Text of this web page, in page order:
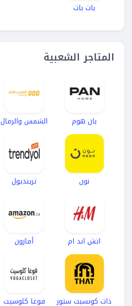
بات بات
المتاجر الشعبية
بان هوم الشمس والرمال
نون ترينديول
اتش اند ام أمازون
ذات كونسبت ستور فوغا كلوسيت